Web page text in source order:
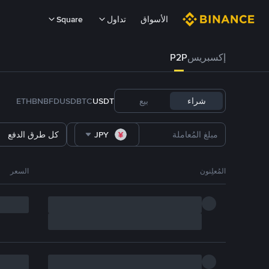
الأسواق تداول Square
إكسبريسP2P
شراء بيع USDT
BTC
FDUSD
BNB
ETH
JPY كل طرق الدفع
المُعلِنون السعر